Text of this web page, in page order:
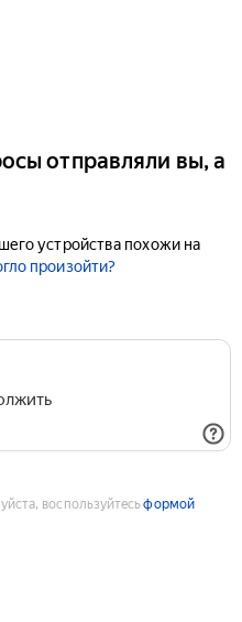
отправляли вы, а
устройства похожи на
произойти?
воспользуйтесьформой